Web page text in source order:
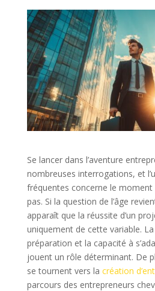
Se lancer dans l’aventure
nombreuses interrogations, et
fréquentes concerne le moment
pas. Si la question de l’âge
apparaît que la réussite d’un
uniquement de cette variable.
préparation et la capacité à
jouent un rôle déterminant. De
se tournent vers la création
parcours des entrepreneurs